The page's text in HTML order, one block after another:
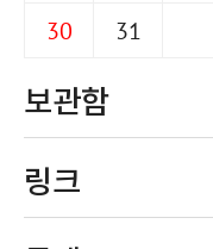
30
31
보관함
링크